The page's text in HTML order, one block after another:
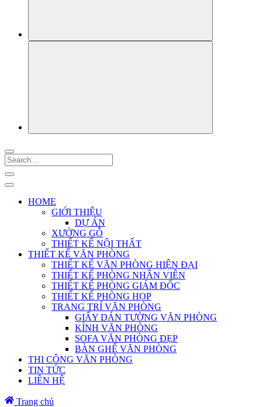
HOME
GIỚI THIỆU
DỰ ÁN
XƯỞNG GỖ
THIẾT KẾ NỘI THẤT
THIẾT KẾ VĂN PHÒNG
THIẾT KẾ VĂN PHÒNG HIỆN ĐẠI
THIẾT KẾ PHÒNG NHÂN VIÊN
THIẾT KẾ PHÒNG GIÁM ĐỐC
THIẾT KẾ PHÒNG HỌP
TRANG TRÍ VĂN PHÒNG
GIẤY DÁN TƯỜNG VĂN PHÒNG
KÍNH VĂN PHÒNG
SOFA VĂN PHÒNG ĐẸP
BÀN GHẾ VĂN PHÒNG
THI CÔNG VĂN PHÒNG
TIN TỨC
LIÊN HỆ
Trang chủ